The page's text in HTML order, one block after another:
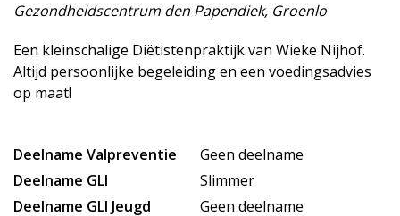
Gezondheidscentrum den Papendiek, Groenlo
Een kleinschalige Diëtistenpraktijk van Wieke Nijhof.
Altijd persoonlijke begeleiding en een voedingsadvies
op maat!
Deelname Valpreventie
Geen deelname
Deelname GLI
Slimmer
Deelname GLI Jeugd
Geen deelname